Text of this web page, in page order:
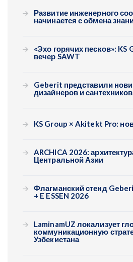
Развитие инженерного
начинается с обмена
«Эхо горячих песков»:
вечер SAWT
Geberit представили
дизайнеров и сантехников
KS Group × Akitekt Pro:
ARCHICA 2026:
Центральной Азии
Флагманский стенд
+ E ESSEN 2026
LaminamUZ локализует
коммуникационную
Узбекистана